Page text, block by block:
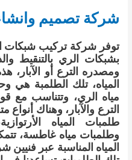
شركة تصمیم
توفر شركة تركيب شبكات
بشبكات الري بالتنقيط
ومصدره الترع أو الآبار،
المياه، تلك الطلمبة
مياه الري، وتتناسب مع
الترع والآبار، وهناك
طلمبات المياه
وطلمبات مياه غاطسة،
المياه المناسبة عبر فنيين